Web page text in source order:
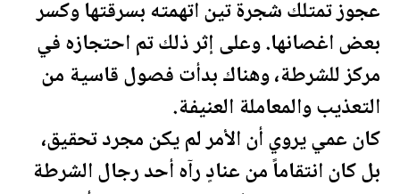
عجوز تمتلك شجرة تين اتهمته بسرقتها وكسر
بعض اغصانها. وعلى إثر ذلك تم احتجازه في
مركز للشرطة، وهناك بدأت فصول قاسية من
التعذيب والمعاملة العنيفة.
كان عمي يروي أن الأمر لم يكن مجرد تحقيق،
بل كان انتقاماً من عنادٍ رآه أحد رجال الشرطة